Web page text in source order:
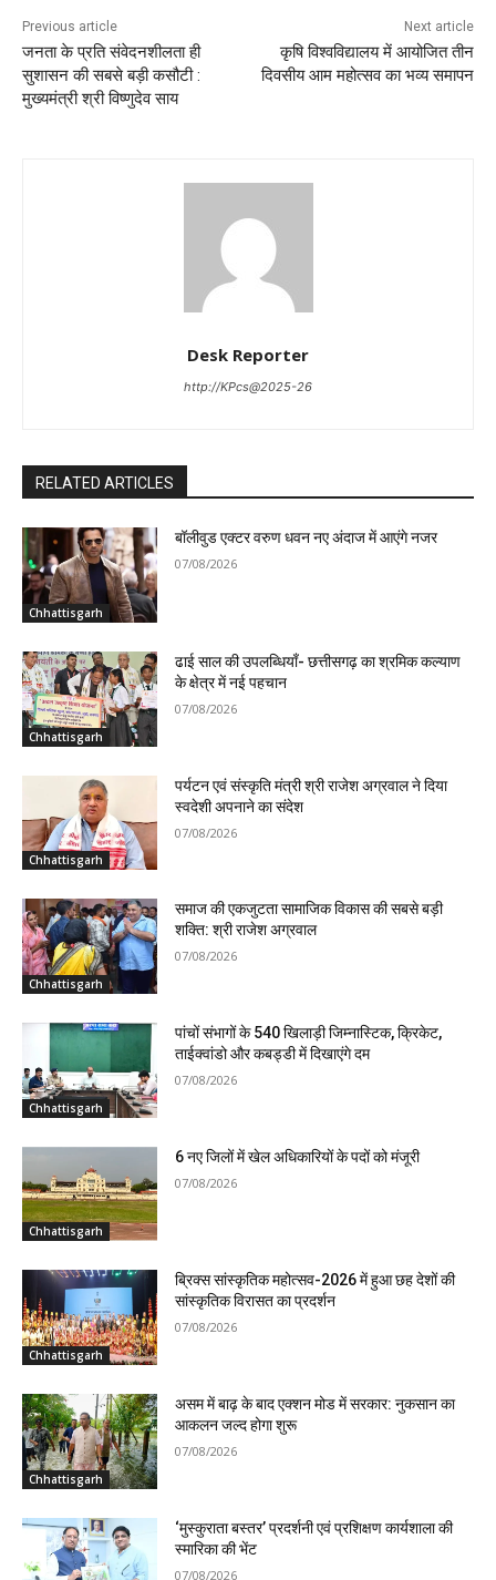
Previous article
जनता के प्रति संवेदनशीलता ही
सुशासन की सबसे बड़ी कसौटी :
मुख्यमंत्री श्री विष्णुदेव साय
Next article
कृषि विश्वविद्यालय में आयोजित तीन
दिवसीय आम महोत्सव का भव्य समापन
Desk Reporter
http://KPcs@2025-26
RELATED ARTICLES
Chhattisgarh
बॉलीवुड एक्टर वरुण धवन नए अंदाज में आएंगे नजर
07/08/2026
Chhattisgarh
ढाई साल की उपलब्धियाँ- छत्तीसगढ़ का श्रमिक कल्याण
के क्षेत्र में नई पहचान
07/08/2026
Chhattisgarh
पर्यटन एवं संस्कृति मंत्री श्री राजेश अग्रवाल ने दिया
स्वदेशी अपनाने का संदेश
07/08/2026
Chhattisgarh
समाज की एकजुटता सामाजिक विकास की सबसे बड़ी
शक्ति: श्री राजेश अग्रवाल
07/08/2026
Chhattisgarh
पांचों संभागों के 540 खिलाड़ी जिम्नास्टिक, क्रिकेट,
ताईक्वांडो और कबड्डी में दिखाएंगे दम
07/08/2026
Chhattisgarh
6 नए जिलों में खेल अधिकारियों के पदों को मंजूरी
07/08/2026
Chhattisgarh
ब्रिक्स सांस्कृतिक महोत्सव-2026 में हुआ छह देशों की
सांस्कृतिक विरासत का प्रदर्शन
07/08/2026
Chhattisgarh
असम में बाढ़ के बाद एक्शन मोड में सरकार: नुकसान का
आकलन जल्द होगा शुरू
07/08/2026
‘मुस्कुराता बस्तर’ प्रदर्शनी एवं प्रशिक्षण कार्यशाला की
स्मारिका की भेंट
07/08/2026